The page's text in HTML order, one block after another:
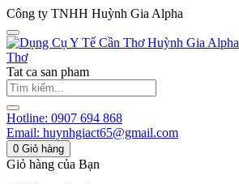
Công ty TNHH Huỳnh Gia Alpha
Huỳnh Gia Alpha
Thơ
Tat ca san pham
Hotline: 0907 694 868
Email: huynhgiact65@gmail.com
0 Giỏ hàng
Giỏ hàng của Bạn